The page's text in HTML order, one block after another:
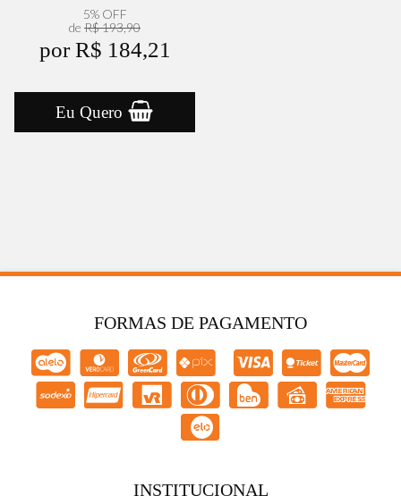
5% OFF
de R$ 193,90
por R$ 184,21
Eu Quero
FORMAS DE PAGAMENTO
INSTITUCIONAL